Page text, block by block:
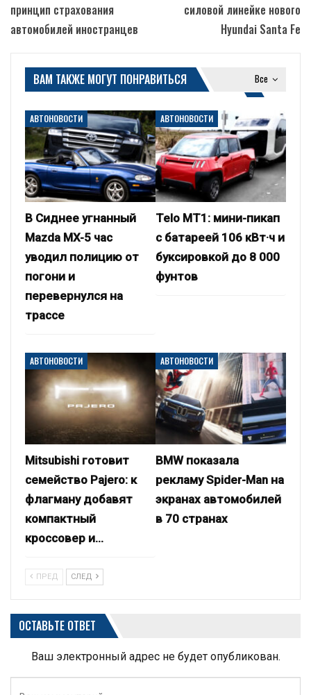
принцип страхования
автомобилей иностранцев
силовой линейке нового
Hyundai Santa Fe
Все
ВАМ ТАКЖЕ МОГУТ ПОНРАВИТЬСЯ
АВТОНОВОСТИ
В Сиднее угнанный
Mazda MX-5 час
уводил полицию от
погони и
перевернулся на
трассе
АВТОНОВОСТИ
Telo MT1: мини-пикап
с батареей 106 кВт·ч и
буксировкой до 8 000
фунтов
АВТОНОВОСТИ
Mitsubishi готовит
семейство Pajero: к
флагману добавят
компактный
кроссовер и…
АВТОНОВОСТИ
BMW показала
рекламу Spider-Man на
экранах автомобилей
в 70 странах
ПРЕД СЛЕД
ОСТАВЬТЕ ОТВЕТ
Ваш электронный адрес не будет опубликован.